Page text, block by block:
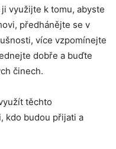
využijte k tomu, abyste
předhánějte se v
více vzpomínejte
dobře a buďte
činech.
těchto
kdo budou přijati a